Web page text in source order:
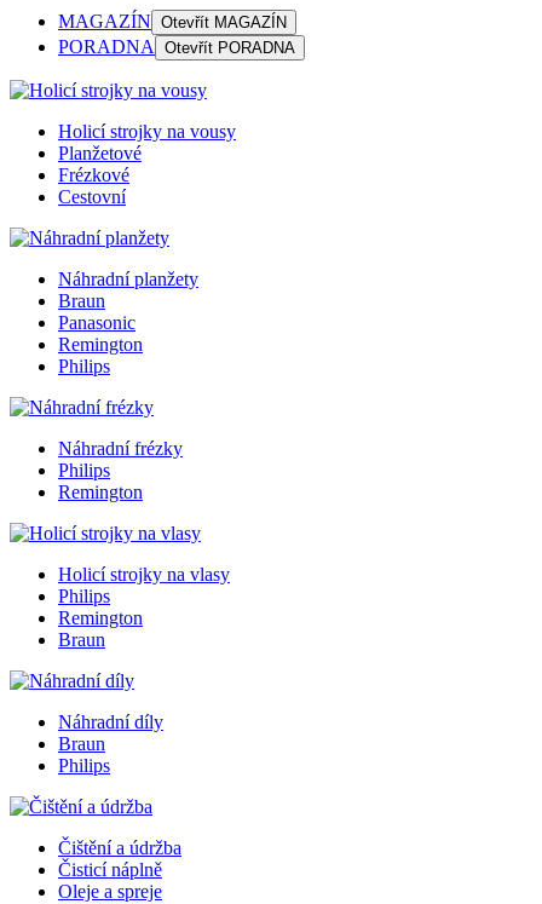
MAGAZÍN Otevřít MAGAZÍN
PORADNA Otevřít PORADNA
Holicí strojky na vousy
Planžetové
Frézkové
Cestovní
Náhradní planžety
Braun
Panasonic
Remington
Philips
Náhradní frézky
Philips
Remington
Holicí strojky na vlasy
Philips
Remington
Braun
Náhradní díly
Braun
Philips
Čištění a údržba
Čisticí náplně
Oleje a spreje